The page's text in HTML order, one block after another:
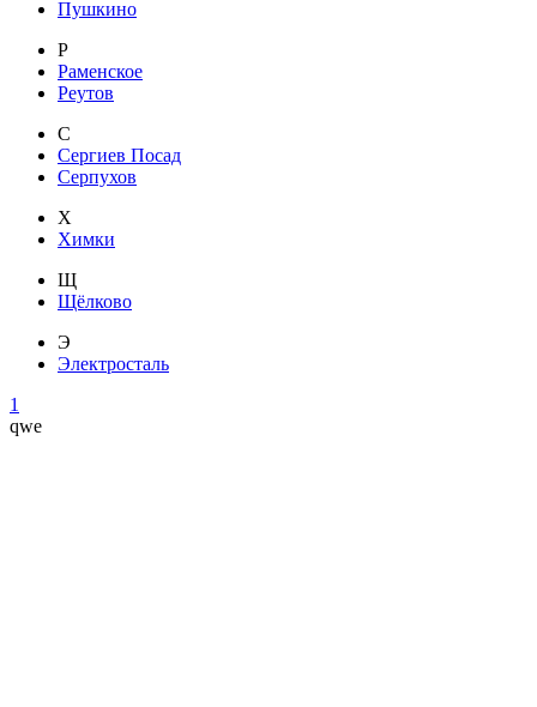
Пушкино
Р
Раменское
Реутов
С
Сергиев Посад
Серпухов
Х
Химки
Щ
Щёлково
Э
Электросталь
1
qwe